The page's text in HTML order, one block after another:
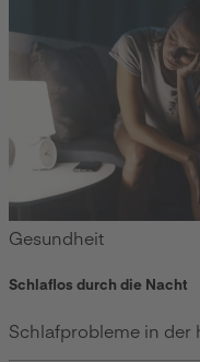
Gesundheit
Schlaflos durch die Nacht
Schlafprobleme in der